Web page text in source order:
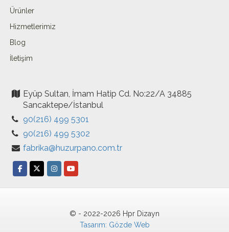
Ürünler
Hizmetlerimiz
Blog
İletişim
Eyüp Sultan, İmam Hatip Cd. No:22/A 34885
Sancaktepe/İstanbul
90(216) 499 5301
90(216) 499 5302
fabrika@huzurpano.com.tr
© - 2022-2026 Hpr Dizayn
Tasarım: Gözde Web